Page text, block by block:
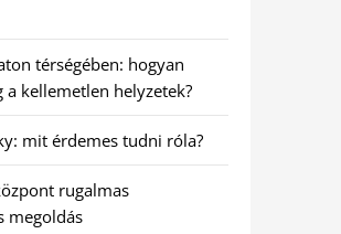
térségében: hogyan
a kellemetlen helyzetek?
mit érdemes tudni róla?
rugalmas
megoldás